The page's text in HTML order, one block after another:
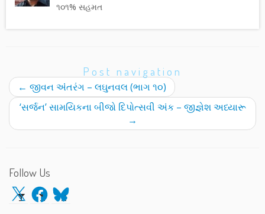
૧૦૧% સહમત
Post navigation
← જીવન અંંતરંગ – લઘુનવલ (ભાગ ૧૦)
‘સર્જન’ સામયિકના બીજો દિપોત્સવી અંક – જીજ્ઞેશ અધ્યારૂ
→
Follow Us
X Facebook
Bluesky